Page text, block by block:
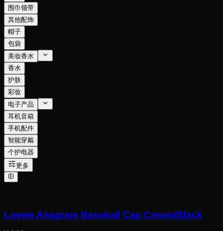
围巾领带
其他配饰
帽子
包袋
美妆香水
香水
护肤
彩妆
电子产品
耳机音箱
手机配件
智能穿戴
个护电器
更多
Loewe Anagram Baseball Cap Cream/Black